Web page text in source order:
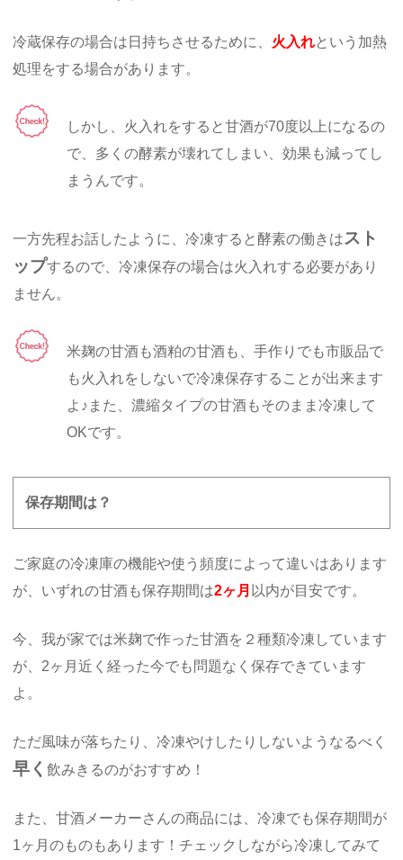
冷蔵保存の場合は日持ちさせるために、 火入れという加熱
処理をする場合があります。
しかし、火入れをすると甘酒が70度以上になるの
で、多くの酵素が壊れてしまい、効果も減ってし
まうんです。
一方先程お話したように、冷凍すると酵素の働きはスト
ップするので、冷凍保存の場合は火入れする必要があり
ません。
米麹の甘酒も酒粕の甘酒も、手作りでも市販品で
も火入れをしないで冷凍保存することが出来ます
よ♪また、濃縮タイプの甘酒もそのまま冷凍して
OKです。
保存期間は？
ご家庭の冷凍庫の機能や使う頻度によって違いはあります
が、いずれの甘酒も保存期間は2ヶ月 以内が目安です。
今、我が家では米麹で作った甘酒を２種類冷凍しています
が、2ヶ月近く経った今でも問題なく保存できています
よ。
ただ風味が落ちたり、冷凍やけしたりしないようなるべく
早く飲みきるのがおすすめ！
また、甘酒メーカーさんの商品には、冷凍でも保存期間が
1ヶ月のものもあります！チェックしながら冷凍してみて